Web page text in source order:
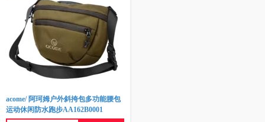
acome/ 阿珂姆户外斜挎包多功能腰包
运动休闲防水跑步AA162B0001